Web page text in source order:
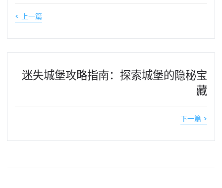
< 上一篇
迷失城堡攻略指南：探索城堡的隐秘宝
藏
下一篇 >